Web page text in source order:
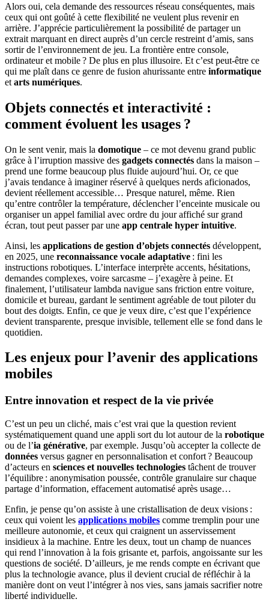
Alors oui, cela demande des ressources réseau conséquentes, mais
ceux qui ont goûté à cette flexibilité ne veulent plus revenir en
arrière. J’apprécie particulièrement la possibilité de partager un
extrait marquant en direct auprès d’un cercle restreint d’amis, sans
sortir de l’environnement de jeu. La frontière entre console,
ordinateur et mobile ? De plus en plus illusoire. Et c’est peut-être ce
qui me plaît dans ce genre de fusion ahurissante entre informatique
et arts numériques.
Objets connectés et interactivité :
comment évoluent les usages ?
On le sent venir, mais la domotique – ce mot devenu grand public
grâce à l’irruption massive des gadgets connectés dans la maison –
prend une forme beaucoup plus fluide aujourd’hui. Or, ce que
j’avais tendance à imaginer réservé à quelques nerds aficionados,
devient réellement accessible… Presque naturel, même. Rien
qu’entre contrôler la température, déclencher l’enceinte musicale ou
organiser un appel familial avec ordre du jour affiché sur grand
écran, tout peut passer par une app centrale hyper intuitive.
Ainsi, les applications de gestion d’objets connectés développent,
en 2025, une reconnaissance vocale adaptative : fini les
instructions robotiques. L’interface interprète accents, hésitations,
demandes complexes, voire sarcasme – j’exagère à peine. Et
finalement, l’utilisateur lambda navigue sans friction entre voiture,
domicile et bureau, gardant le sentiment agréable de tout piloter du
bout des doigts. Enfin, ce que je veux dire, c’est que l’expérience
devient transparente, presque invisible, tellement elle se fond dans le
quotidien.
Les enjeux pour l’avenir des applications
mobiles
Entre innovation et respect de la vie privée
C’est un peu un cliché, mais c’est vrai que la question revient
systématiquement quand une appli sort du lot autour de la robotique
ou de l’ia générative, par exemple. Jusqu’où accepter la collecte de
données versus gagner en personnalisation et confort ? Beaucoup
d’acteurs en sciences et nouvelles technologies tâchent de trouver
l’équilibre : anonymisation poussée, contrôle granulaire sur chaque
partage d’information, effacement automatisé après usage…
Enfin, je pense qu’on assiste à une cristallisation de deux visions :
ceux qui voient les applications mobiles comme tremplin pour une
meilleure autonomie, et ceux qui craignent un asservissement
insidieux à la machine. Entre les deux, tout un champ de nuances
qui rend l’innovation à la fois grisante et, parfois, angoissante sur les
questions de société. D’ailleurs, je me rends compte en écrivant que
plus la technologie avance, plus il devient crucial de réfléchir à la
manière dont on veut l’intégrer à nos vies, sans jamais sacrifier notre
liberté individuelle.